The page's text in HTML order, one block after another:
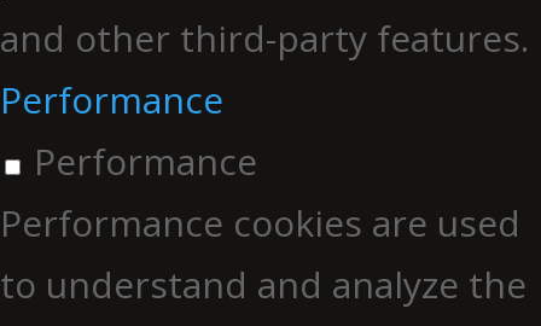
and other third-party features.
Performance
Performance
Performance cookies are used
to understand and analyze the